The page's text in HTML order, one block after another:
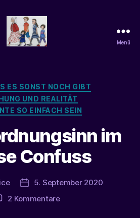
Menü
Kategorien
ES SONST NOCH GIBT
UND REALITÄT
SO EINFACH SEIN
im
Confuss
Veröffentlichungsdatum
5. September 2020
2 Kommentarezu